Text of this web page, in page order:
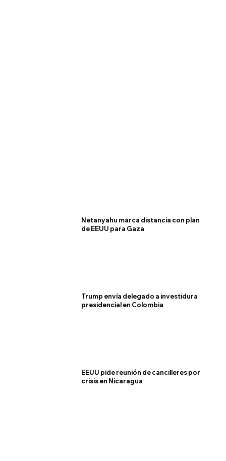
Netanyahu marca distancia con plan
de EEUU para Gaza
Trump envía delegado a investidura
presidencial en Colombia
EEUU pide reunión de cancilleres por
crisis en Nicaragua